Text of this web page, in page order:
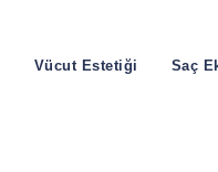
Vücut Estetiği Saç